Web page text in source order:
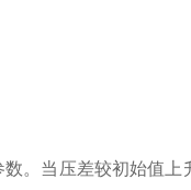
。当压差较初始值上